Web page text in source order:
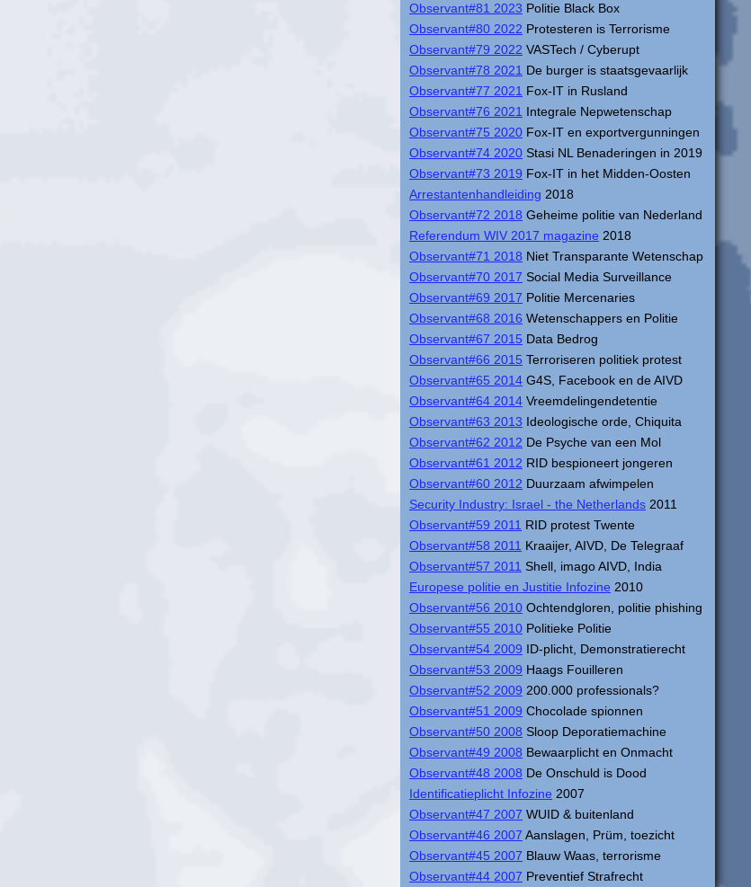
Observant#81 2023 Politie Black Box
Observant#80 2022 Protesteren is Terrorisme
Observant#79 2022 VASTech / Cyberupt
Observant#78 2021 De burger is staatsgevaarlijk
Observant#77 2021 Fox-IT in Rusland
Observant#76 2021 Integrale Nepwetenschap
Observant#75 2020 Fox-IT en exportvergunningen
Observant#74 2020 Stasi NL Benaderingen in 2019
Observant#73 2019 Fox-IT in het Midden-Oosten
Arrestantenhandleiding 2018
Observant#72 2018 Geheime politie van Nederland
Referendum WIV 2017 magazine 2018
Observant#71 2018 Niet Transparante Wetenschap
Observant#70 2017 Social Media Surveillance
Observant#69 2017 Politie Mercenaries
Observant#68 2016 Wetenschappers en Politie
Observant#67 2015 Data Bedrog
Observant#66 2015 Terroriseren politiek protest
Observant#65 2014 G4S, Facebook en de AIVD
Observant#64 2014 Vreemdelingendetentie
Observant#63 2013 Ideologische orde, Chiquita
Observant#62 2012 De Psyche van een Mol
Observant#61 2012 RID bespioneert jongeren
Observant#60 2012 Duurzaam afwimpelen
Security Industry: Israel - the Netherlands 2011
Observant#59 2011 RID protest Twente
Observant#58 2011 Kraaijer, AIVD, De Telegraaf
Observant#57 2011 Shell, imago AIVD, India
Europese politie en Justitie Infozine 2010
Observant#56 2010 Ochtendgloren, politie phishing
Observant#55 2010 Politieke Politie
Observant#54 2009 ID-plicht, Demonstratierecht
Observant#53 2009 Haags Fouilleren
Observant#52 2009 200.000 professionals?
Observant#51 2009 Chocolade spionnen
Observant#50 2008 Sloop Deporatiemachine
Observant#49 2008 Bewaarplicht en Onmacht
Observant#48 2008 De Onschuld is Dood
Identificatieplicht Infozine 2007
Observant#47 2007 WUID & buitenland
Observant#46 2007 Aanslagen, Prüm, toezicht
Observant#45 2007 Blauw Waas, terrorisme
Observant#44 2007 Preventief Strafrecht